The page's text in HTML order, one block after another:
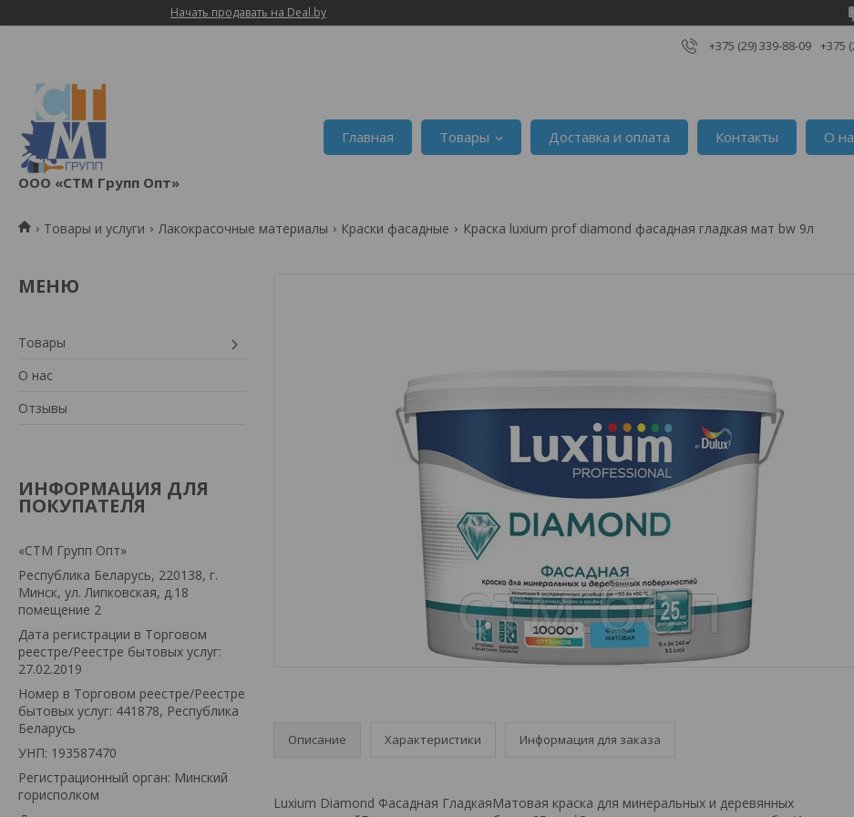
Начать продавать на Deal.by
+375 (29) 339-88-09 +375
ООО «СТМ Групп Опт»
Главная Товары Доставка и оплата Контакты О
Товары и услуги Лакокрасочные материалы Краски фасадные Краска luxium prof diamond фасадная гладкая мат bw 9л
Товары
О нас
Отзывы
ИНФОРМАЦИЯ ДЛЯ
ПОКУПАТЕЛЯ
«СТМ Групп Опт»
Республика Беларусь, 220138, г.
Минск, ул. Липковская, д.18
помещение 2
Дата регистрации в Торговом
реестре/Реестре бытовых услуг:
27.02.2019
Номер в Торговом реестре/Реестре
бытовых услуг: 441878, Республика
Беларусь
УНП: 193587470
Регистрационный орган: Минский
горисполком
Описание Характеристики Информация для заказа
Luxium Diamond Фасадная ГладкаяМатовая краска для минеральных и деревянных